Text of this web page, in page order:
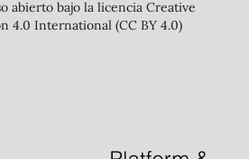
abierto bajo la licencia Creative
4.0 International (CC BY 4.0)